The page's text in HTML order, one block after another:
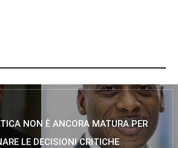
NON È ANCORA MATURA PER
LE DECISIONI CRITICHE